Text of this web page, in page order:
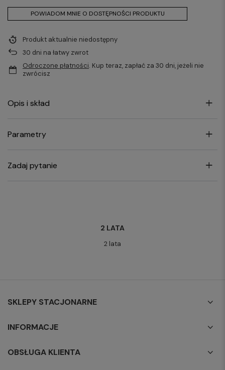
POWIADOM MNIE O DOSTĘPNOŚCI PRODUKTU
Produkt aktualnie niedostępny
30 dni na łatwy zwrot
Odroczone płatności. Kup teraz, zapłać za 30 dni, jeżeli nie
zwrócisz
Opis i skład
Parametry
Zadaj pytanie
2 LATA
2 lata
SKLEPY STACJONARNE
INFORMACJE
OBSŁUGA KLIENTA